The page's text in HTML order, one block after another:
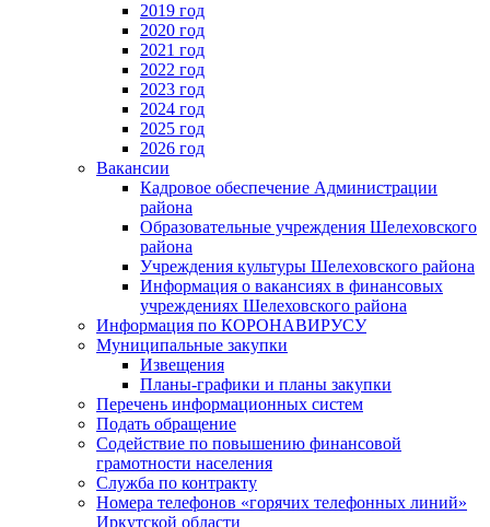
2019 год
2020 год
2021 год
2022 год
2023 год
2024 год
2025 год
2026 год
Вакансии
Кадровое обеспечение Администрации
района
Образовательные учреждения Шелеховского
района
Учреждения культуры Шелеховского района
Информация о вакансиях в финансовых
учреждениях Шелеховского района
Информация по КОРОНАВИРУСУ
Муниципальные закупки
Извещения
Планы-графики и планы закупки
Перечень информационных систем
Подать обращение
Содействие по повышению финансовой
грамотности населения
Служба по контракту
Номера телефонов «горячих телефонных линий»
Иркутской области